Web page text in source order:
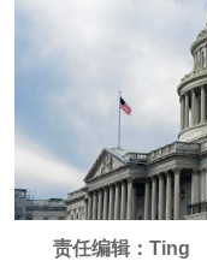
责任编辑：Ting